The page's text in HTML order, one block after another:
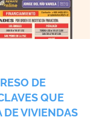
DE
QUE
DE VIVIENDAS